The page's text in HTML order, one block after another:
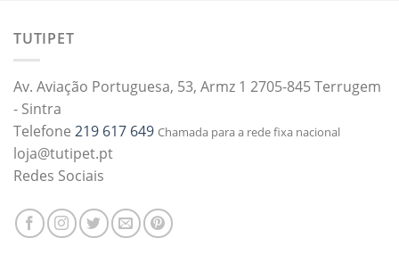
TUTIPET
Av. Aviação Portuguesa, 53, Armz 1 2705-845 Terrugem
- Sintra
Telefone 219 617 649 Chamada para a rede fixa nacional
loja@tutipet.pt
Redes Sociais